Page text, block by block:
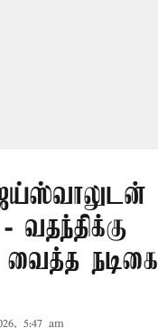
வதந்திக்கு
வைத்த நடிகை
5:47 am